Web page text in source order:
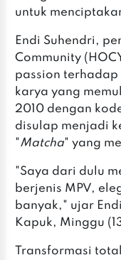
untuk
Endi Suhendri,
Community
passion
karya yang
2010 dengan
disulap menjadi
"Matcha" yang
"Saya dari dulu
berjenis MPV,
banyak," ujar
Kapuk, Minggu
Transformasi